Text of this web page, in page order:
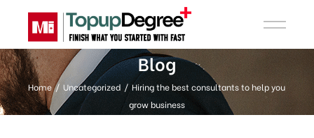
Blog
Home Uncategorized
Hiring the best consultants to help you
grow business